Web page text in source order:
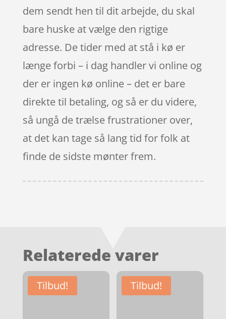
dem sendt hen til dit arbejde, du skal
bare huske at vælge den rigtige
adresse. De tider med at stå i kø er
længe forbi – i dag handler vi online og
der er ingen kø online – det er bare
direkte til betaling, og så er du videre,
så ungå de trælse frustrationer over,
at det kan tage så lang tid for folk at
finde de sidste mønter frem.
Relaterede varer
Tilbud! Tilbud!